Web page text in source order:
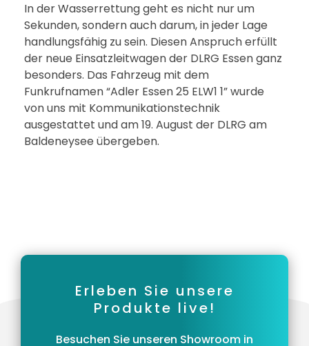
In der Wasserrettung geht es nicht nur um
Sekunden, sondern auch darum, in jeder Lage
handlungsfähig zu sein. Diesen Anspruch erfüllt
der neue Einsatzleitwagen der DLRG Essen ganz
besonders. Das Fahrzeug mit dem
Funkrufnamen “Adler Essen 25 ELW1 1” wurde
von uns mit Kommunikationstechnik
ausgestattet und am 19. August der DLRG am
Baldeneysee übergeben.
Erleben Sie unsere
Produkte live!
Besuchen Sie unseren Showroom in